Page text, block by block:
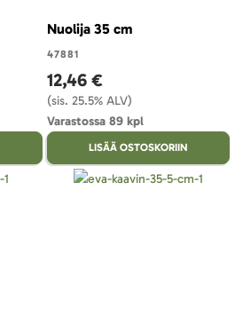
Nuolija 35 cm
47881
12,46 €
(sis. 25.5% ALV)
Varastossa 89 kpl
LISÄÄ OSTOSKORIIN